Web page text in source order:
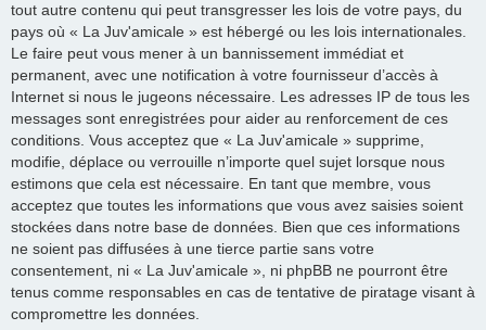
tout autre contenu qui peut transgresser les lois de votre pays, du
pays où « La Juv'amicale » est hébergé ou les lois internationales.
Le faire peut vous mener à un bannissement immédiat et
permanent, avec une notification à votre fournisseur d’accès à
Internet si nous le jugeons nécessaire. Les adresses IP de tous les
messages sont enregistrées pour aider au renforcement de ces
conditions. Vous acceptez que « La Juv'amicale » supprime,
modifie, déplace ou verrouille n’importe quel sujet lorsque nous
estimons que cela est nécessaire. En tant que membre, vous
acceptez que toutes les informations que vous avez saisies soient
stockées dans notre base de données. Bien que ces informations
ne soient pas diffusées à une tierce partie sans votre
consentement, ni « La Juv'amicale », ni phpBB ne pourront être
tenus comme responsables en cas de tentative de piratage visant à
compromettre les données.